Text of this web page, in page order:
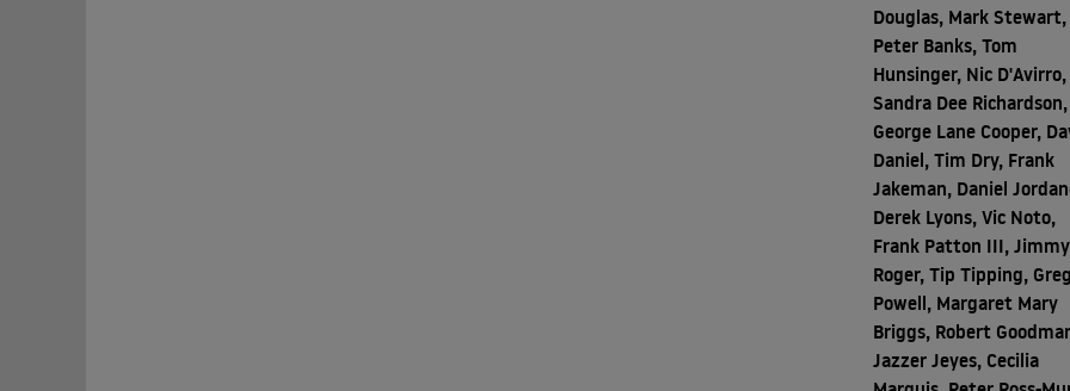
Douglas, Mark Stewart,
Peter Banks, Tom
Hunsinger, Nic D'Avirro,
Sandra Dee Richardson,
George Lane Cooper,
Daniel, Tim Dry, Frank
Jakeman, Daniel
Derek Lyons, Vic Noto,
Frank Patton III, Jimmy
Roger, Tip Tipping,
Powell, Margaret Mary
Briggs, Robert
Jazzer Jeyes, Cecilia